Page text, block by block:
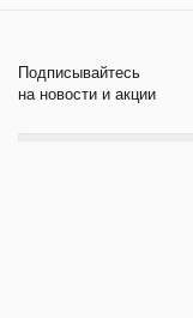
Подписывайтесь
на новости и акции